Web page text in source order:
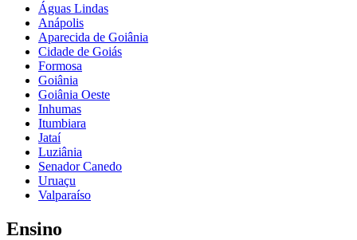
Águas Lindas
Anápolis
Aparecida de Goiânia
Cidade de Goiás
Formosa
Goiânia
Goiânia Oeste
Inhumas
Itumbiara
Jataí
Luziânia
Senador Canedo
Uruaçu
Valparaíso
Ensino